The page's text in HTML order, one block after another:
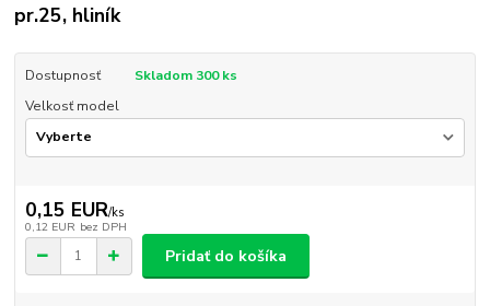
pr.25, hliník
Dostupnosť
Skladom 300 ks
Velkosť model
0,15 EUR/ks
0,12 EUR bez DPH
Pridať do košíka